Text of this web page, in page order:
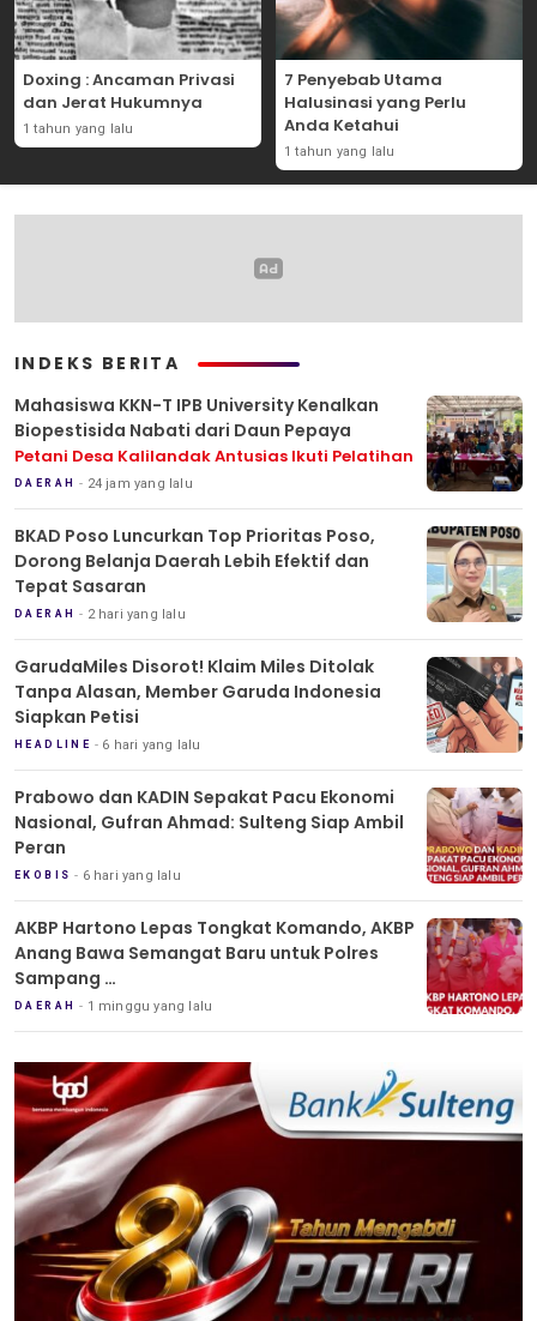
Doxing : Ancaman Privasi
dan Jerat Hukumnya
1 tahun yang lalu
7 Penyebab Utama
Halusinasi yang Perlu
Anda Ketahui
1 tahun yang lalu
INDEKS BERITA
Mahasiswa KKN-T IPB University Kenalkan
Biopestisida Nabati dari Daun Pepaya
Petani Desa Kalilandak Antusias Ikuti Pelatihan
DAERAH 24 jam yang lalu
BKAD Poso Luncurkan Top Prioritas Poso,
Dorong Belanja Daerah Lebih Efektif dan
Tepat Sasaran
DAERAH 2 hari yang lalu
GarudaMiles Disorot! Klaim Miles Ditolak
Tanpa Alasan, Member Garuda Indonesia
Siapkan Petisi
HEADLINE 6 hari yang lalu
Prabowo dan KADIN Sepakat Pacu Ekonomi
Nasional, Gufran Ahmad: Sulteng Siap Ambil
Peran
EKOBIS 6 hari yang lalu
AKBP Hartono Lepas Tongkat Komando, AKBP
Anang Bawa Semangat Baru untuk Polres
Sampang
Tradisi Pedang Pora Iringi Sertijab Kapolres
Sampang
DAERAH 1 minggu yang lalu